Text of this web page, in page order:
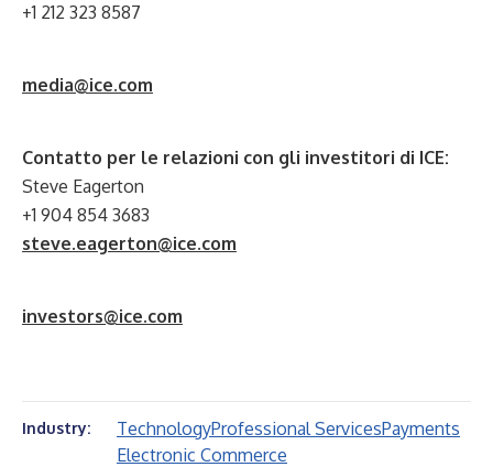
+1 212 323 8587
media@ice.com
Contatto per le relazioni con gli investitori di ICE:
Steve Eagerton
+1 904 854 3683
steve.eagerton@ice.com
investors@ice.com
Industry: TechnologyProfessional ServicesPayments
Electronic Commerce